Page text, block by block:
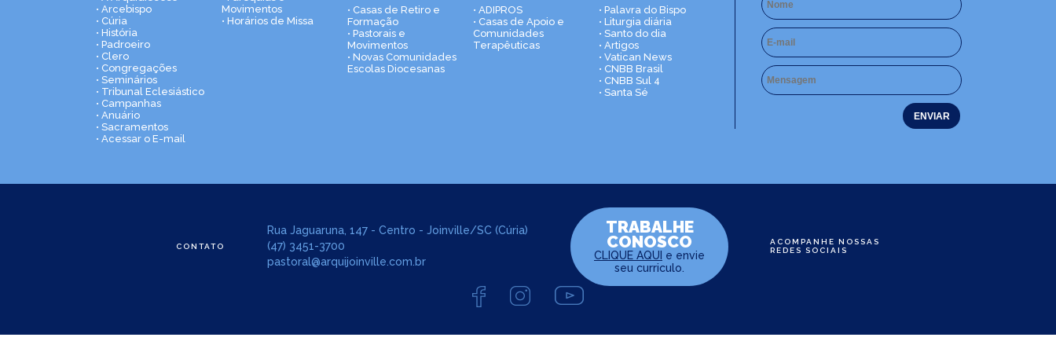
• Arcebispo
• Cúria
• História
• Padroeiro
• Clero
• Congregações
• Seminários
• Tribunal Eclesiástico
• Campanhas
• Anuário
• Sacramentos
• Acessar o E-mail
Movimentos
• Horários de Missa
• Casas de Retiro e
Formação
• Pastorais e
Movimentos
• Novas Comunidades
Escolas Diocesanas
• ADIPROS
• Casas de Apoio e
Comunidades
Terapêuticas
• Palavra do Bispo
• Liturgia diária
• Santo do dia
• Artigos
• Vatican News
• CNBB Brasil
• CNBB Sul 4
• Santa Sé
CONTATO
Rua Jaguaruna, 147 - Centro - Joinville/SC (Cúria)
(47) 3451-3700
pastoral@arquijoinville.com.br
TRABALHE
CONOSCO
CLIQUE AQUI e envie
seu curriculo.
ACOMPANHE NOSSAS
REDES SOCIAIS